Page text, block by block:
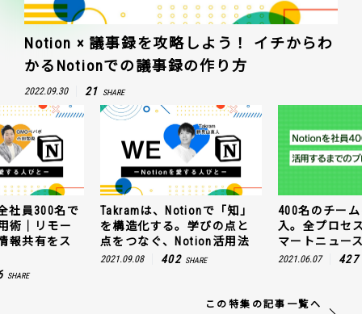
Notion × 議事録を攻略しよう！ イチからわ
かるNotionでの議事録の作り方
2022.09.30 21 SHARE
で「知」
学びの点と
活用法
400名のチームにNotion導
入。全プロセスを公開！ス
マートニュースの場合
2021.06.07 427 SHARE
GMOペパボが
使うNotion活
トワークでも
ムーズに！
この特集の記事一覧へ